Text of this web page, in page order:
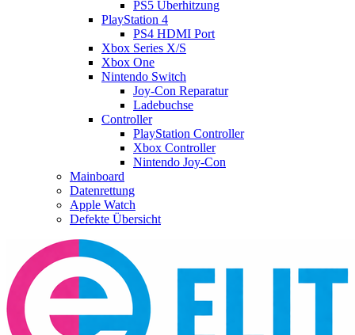
PS5 Überhitzung
PlayStation 4
PS4 HDMI Port
Xbox Series X/S
Xbox One
Nintendo Switch
Joy-Con Reparatur
Ladebuchse
Controller
PlayStation Controller
Xbox Controller
Nintendo Joy-Con
Mainboard
Datenrettung
Apple Watch
Defekte Übersicht